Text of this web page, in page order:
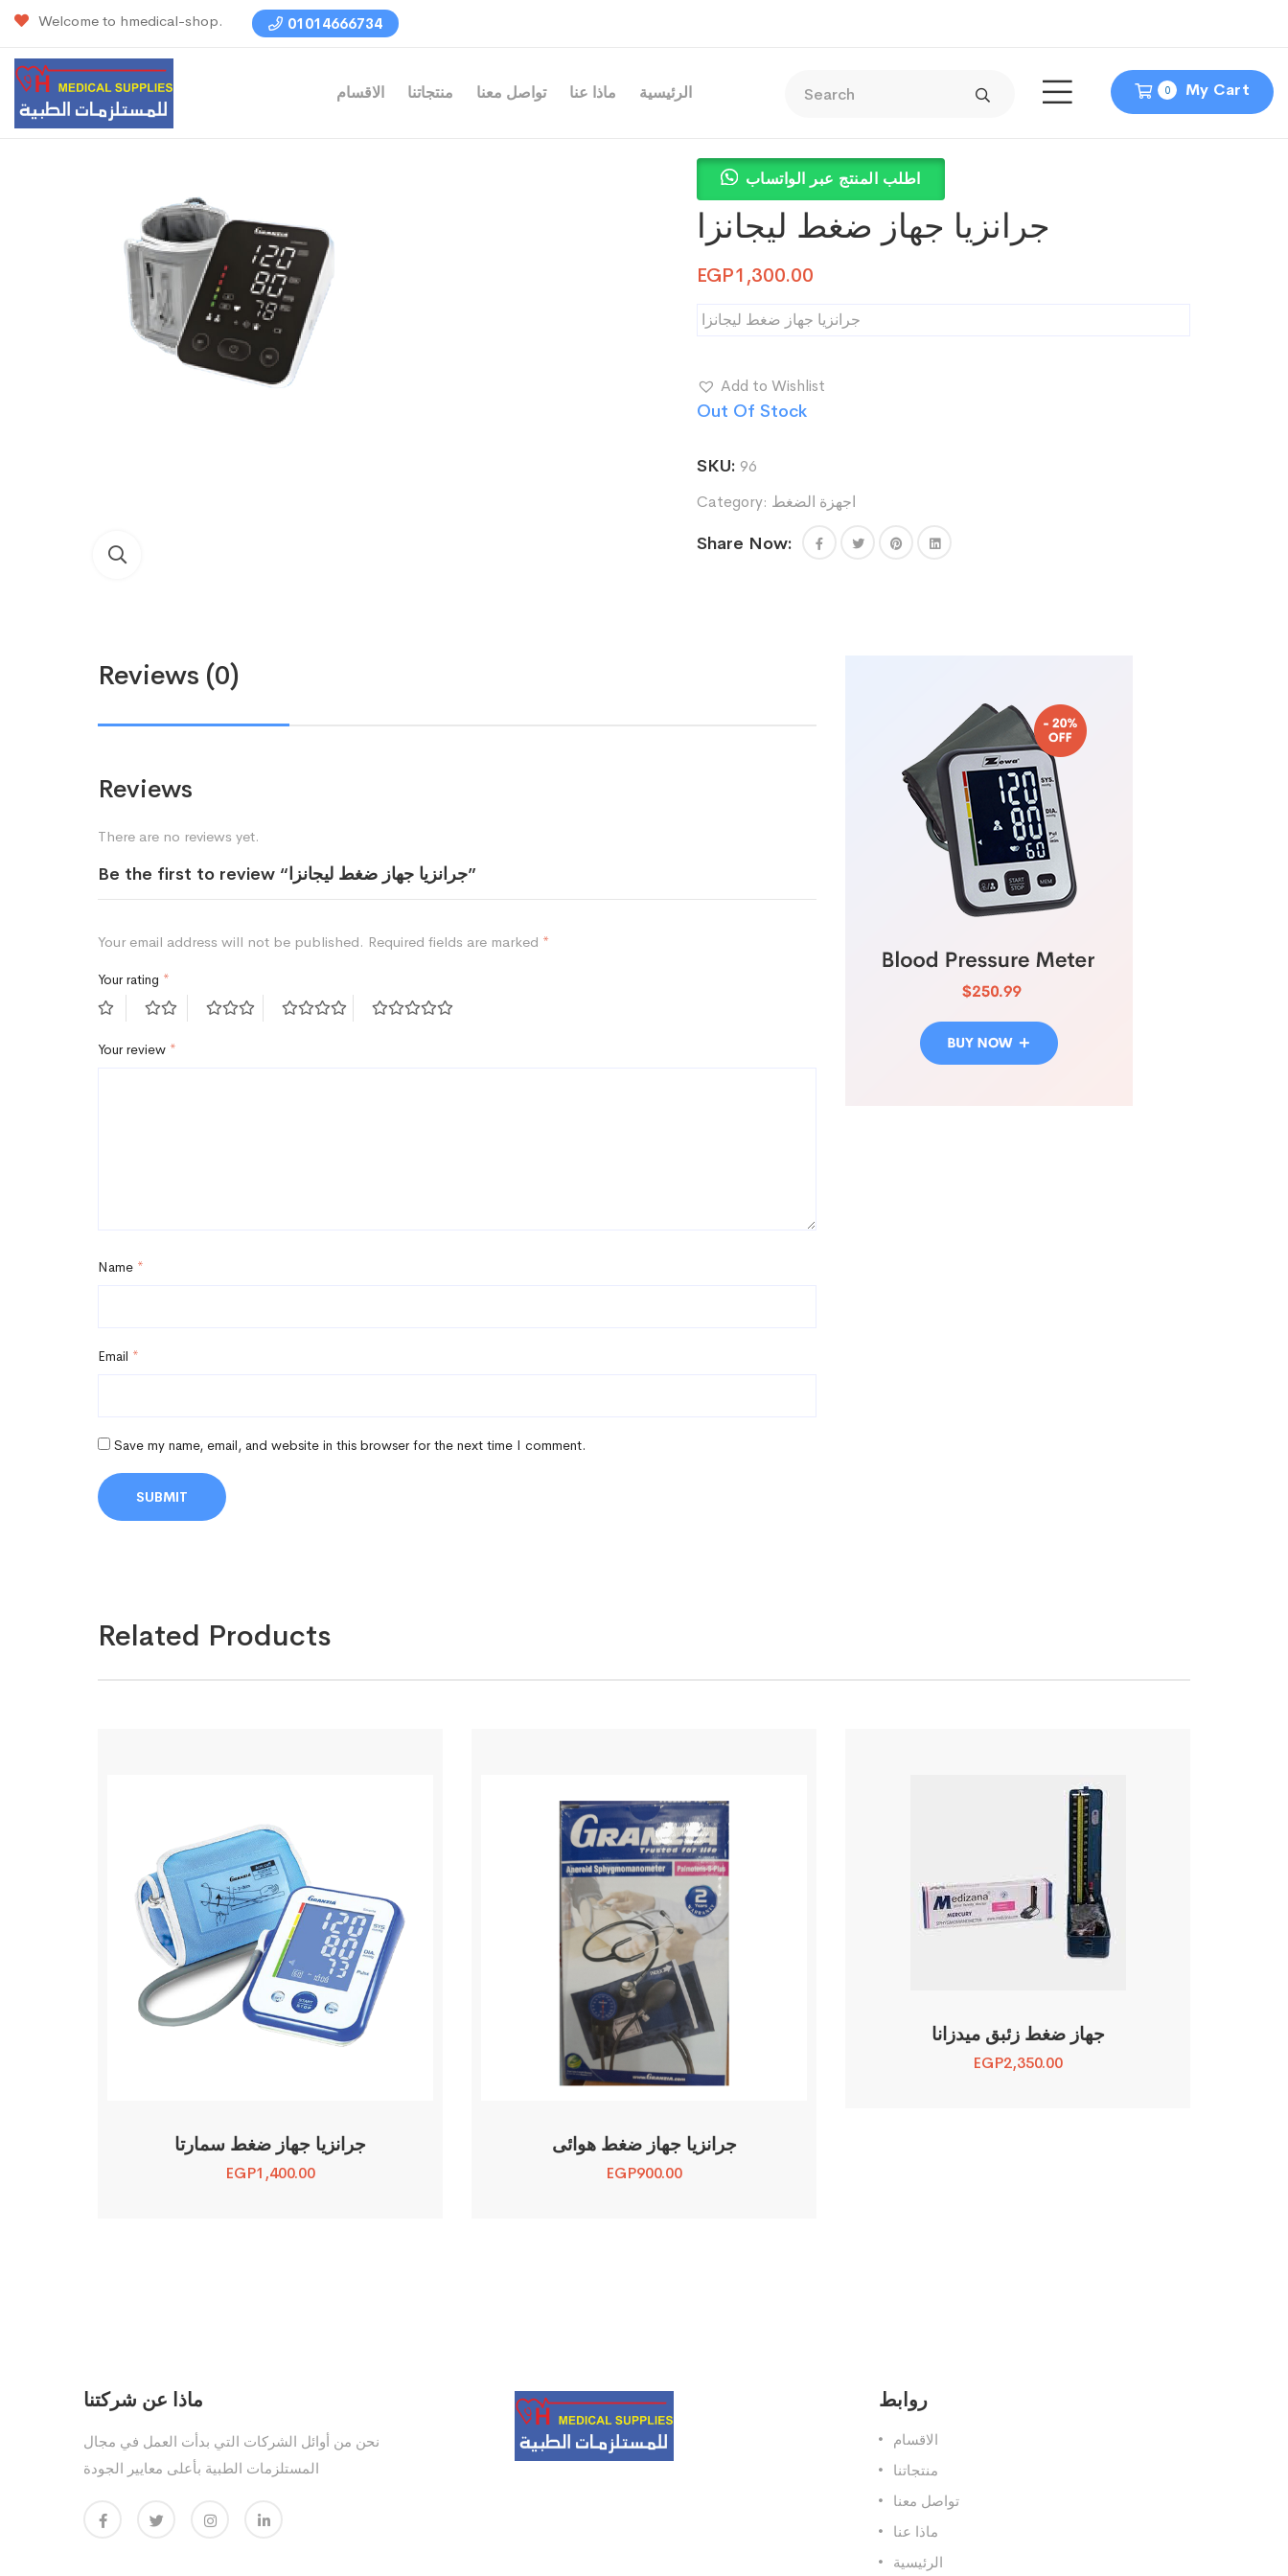
Welcome to hmedical-shop. 01014666734
0 My Cart الاقسام منتجاتنا تواصل معنا ماذا عنا الرئيسية
اطلب المنتج عبر الواتساب
جرانزيا جهاز ضغط ليجانزا
EGP1,300.00
جرانزيا جهاز ضغط ليجانزا
Add to Wishlist
Out Of Stock
SKU: 96
Category: اجهزة الضغط
Share Now:
Reviews (0)
Reviews
There are no reviews yet.
Be the first to review “جرانزيا جهاز ضغط ليجانزا”
Your email address will not be published. Required fields are marked *
Your rating *
Your review *
Name *
Email *
Save my name, email, and website in this browser for the next time I comment.
Related Products
جرانزيا جهاز ضغط سمارتا
EGP1,400.00
جرانزيا جهاز ضغط هوائى
EGP900.00
جهاز ضغط زئبق ميدزانا
EGP2,350.00
ماذا عن شركتنا
نحن من أوائل الشركات التي بدأت العمل في مجال
المستلزمات الطبية بأعلى معايير الجودة
روابط
الاقسام
منتجاتنا
تواصل معنا
ماذا عنا
الرئيسية